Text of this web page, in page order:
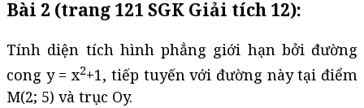
Bài 2 (trang 121 SGK Giải tích 12):
Tính diện tích hình phẳng giới hạn bởi đường
cong y = x2+1, tiếp tuyến với đường này tại điểm
M(2; 5) và trục Oy.